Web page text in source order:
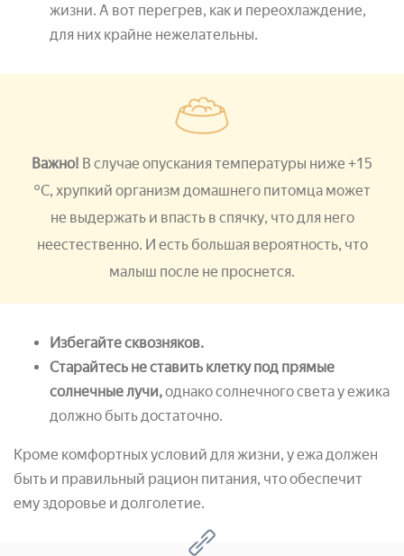
жизни. А вот перегрев, как и переохлаждение,
для них крайне нежелательны.
Важно! В случае опускания температуры ниже +15
°С, хрупкий организм домашнего питомца может
не выдержать и впасть в спячку, что для него
неестественно. И есть большая вероятность, что
малыш после не проснется.
Избегайте сквозняков.
Старайтесь не ставить клетку под прямые
солнечные лучи,однако солнечного света у ежика
должно быть достаточно.
Кроме комфортных условий для жизни, у ежа должен
быть и правильный рацион питания, что обеспечит
ему здоровье и долголетие.